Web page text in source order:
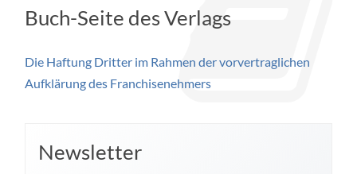
Buch-Seite des Verlags
Die Haftung Dritter im Rahmen der vorvertraglichen
Aufklärung des Franchisenehmers
Newsletter